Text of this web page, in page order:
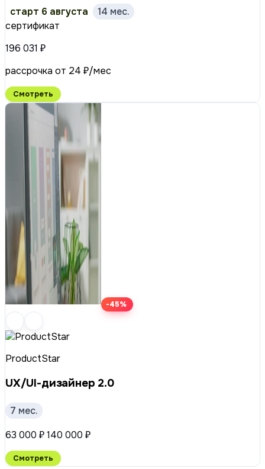
старт 6 августа
14 мес.
сертификат
196 031 ₽
рассрочка от 24 ₽/мес
Смотреть
-45%
ProductStar
UX/UI-дизайнер 2.0
7 мес.
63 000 ₽140 000 ₽
Смотреть